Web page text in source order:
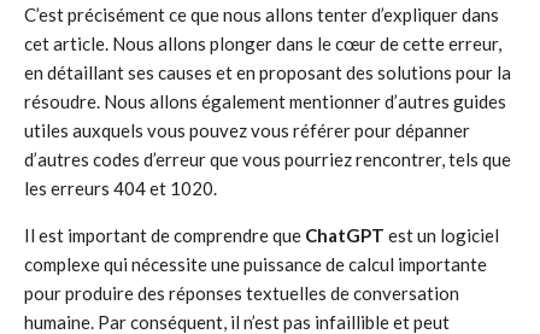
C’est précisément ce que nous allons tenter d’expliquer dans
cet article. Nous allons plonger dans le cœur de cette erreur,
en détaillant ses causes et en proposant des solutions pour la
résoudre. Nous allons également mentionner d’autres guides
utiles auxquels vous pouvez vous référer pour dépanner
d’autres codes d’erreur que vous pourriez rencontrer, tels que
les erreurs 404 et 1020.
Il est important de comprendre que ChatGPT est un logiciel
complexe qui nécessite une puissance de calcul importante
pour produire des réponses textuelles de conversation
humaine. Par conséquent, il n’est pas infaillible et peut